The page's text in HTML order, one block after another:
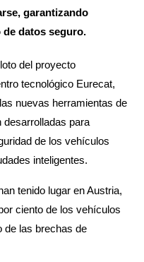
garantizando
datos seguro.
del proyecto
tecnológico Eurecat,
nuevas herramientas de
desarrolladas para
de los vehículos
inteligentes.
tenido lugar en Austria,
ciento de los vehículos
de las brechas de